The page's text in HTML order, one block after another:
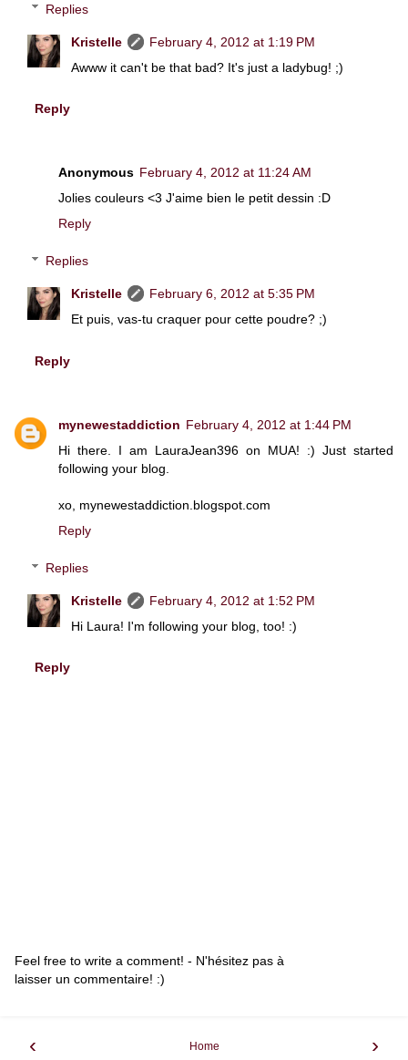
Replies
Kristelle
February 4, 2012 at 1:19 PM
Awww it can't be that bad? It's just a ladybug! ;)
Reply
Anonymous February 4, 2012 at 11:24 AM
Jolies couleurs <3 J'aime bien le petit dessin :D
Reply
Replies
Kristelle
February 6, 2012 at 5:35 PM
Et puis, vas-tu craquer pour cette poudre? ;)
Reply
mynewestaddiction February 4, 2012 at 1:44 PM
Hi there. I am LauraJean396 on MUA! :) Just started
following your blog.
xo, mynewestaddiction.blogspot.com
Reply
Replies
Kristelle
February 4, 2012 at 1:52 PM
Hi Laura! I'm following your blog, too! :)
Reply
Feel free to write a comment! - N'hésitez pas à
laisser un commentaire! :)
‹ ›
Home